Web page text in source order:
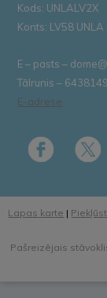
Kods: UNLALV2X
Konts: LV58
E – pasts –
Tālrunis –
E-adrese
Lapas karte |
Pašreizējais